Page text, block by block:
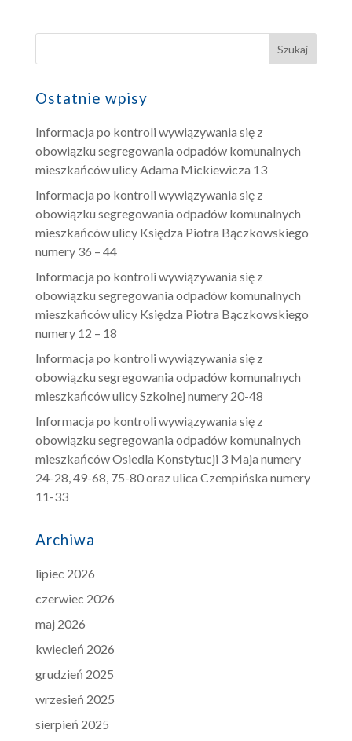
Ostatnie wpisy
Informacja po kontroli wywiązywania się z
obowiązku segregowania odpadów komunalnych
mieszkańców ulicy Adama Mickiewicza 13
Informacja po kontroli wywiązywania się z
obowiązku segregowania odpadów komunalnych
mieszkańców ulicy Księdza Piotra Bączkowskiego
numery 36 – 44
Informacja po kontroli wywiązywania się z
obowiązku segregowania odpadów komunalnych
mieszkańców ulicy Księdza Piotra Bączkowskiego
numery 12 – 18
Informacja po kontroli wywiązywania się z
obowiązku segregowania odpadów komunalnych
mieszkańców ulicy Szkolnej numery 20-48
Informacja po kontroli wywiązywania się z
obowiązku segregowania odpadów komunalnych
mieszkańców Osiedla Konstytucji 3 Maja numery
24-28, 49-68, 75-80 oraz ulica Czempińska numery
11-33
Archiwa
lipiec 2026
czerwiec 2026
maj 2026
kwiecień 2026
grudzień 2025
wrzesień 2025
sierpień 2025